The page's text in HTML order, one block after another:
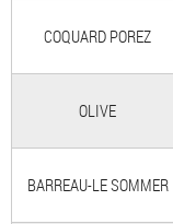
COQUARD POREZ
OLIVE
BARREAU-LE SOMMER